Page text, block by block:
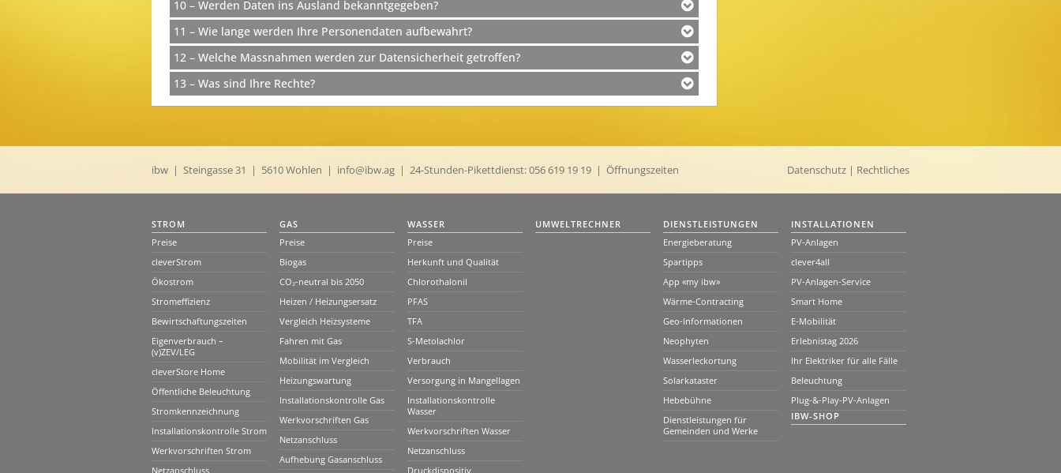
10 – Werden Daten ins Ausland bekanntgegeben?
11 – Wie lange werden Ihre Personendaten aufbewahrt?
12 – Welche Massnahmen werden zur Datensicherheit getroffen?
13 – Was sind Ihre Rechte?
ibw | Steingasse 31 | 5610 Wohlen | info@ibw.ag | 24-Stunden-Pikettdienst:056 619 19 19 | Öffnungszeiten Datenschutz | Rechtliches
STROM
Preise
cleverStrom
Ökostrom
Stromeffizienz
Bewirtschaftungszeiten
Eigenverbrauch –
(v)ZEV/LEG
cleverStore Home
Öffentliche Beleuchtung
Stromkennzeichnung
Installationskontrolle Strom
Werkvorschriften Strom
Netzanschluss
GAS
Preise
Biogas
CO₂-neutral bis 2050
Heizen / Heizungsersatz
Vergleich Heizsysteme
Fahren mit Gas
Mobilität im Vergleich
Heizungswartung
Installationskontrolle Gas
Werkvorschriften Gas
Netzanschluss
Aufhebung Gasanschluss
WASSER
Preise
Herkunft und Qualität
Chlorothalonil
PFAS
TFA
S-Metolachlor
Verbrauch
Versorgung in Mangellagen
Installationskontrolle
Wasser
Werkvorschriften Wasser
Netzanschluss
Druckdispositiv
UMWELTRECHNER
DIENSTLEISTUNGEN
Energieberatung
Spartipps
App «my ibw»
Wärme-Contracting
Geo-Informationen
Neophyten
Wasserleckortung
Solarkataster
Hebebühne
Dienstleistungen für
Gemeinden und Werke
INSTALLATIONEN
PV-Anlagen
clever4all
PV-Anlagen-Service
Smart Home
E-Mobilität
Erlebnistag 2026
Ihr Elektriker für alle Fälle
Beleuchtung
Plug-&-Play-PV-Anlagen
IBW-SHOP